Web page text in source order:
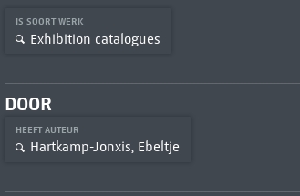
IS SOORT WERK
Exhibition catalogues
DOOR
HEEFT AUTEUR
Hartkamp-Jonxis, Ebeltje